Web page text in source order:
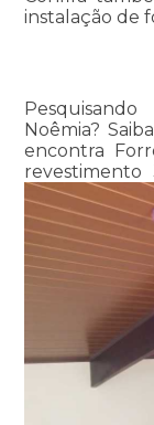
instalação de
Noêmia?
encontra